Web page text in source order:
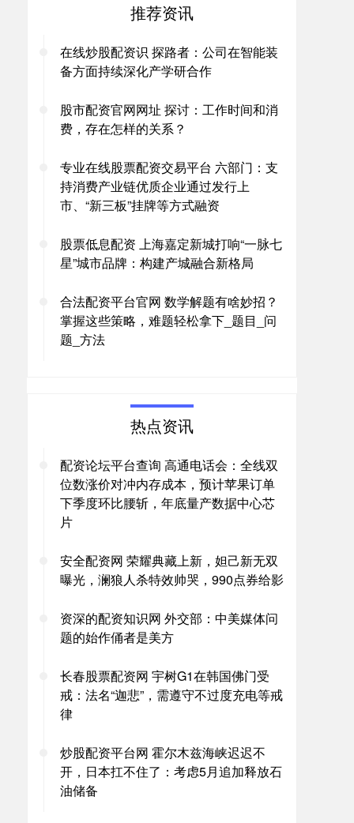
推荐资讯
在线炒股配资识 探路者：公司在智能装
备方面持续深化产学研合作
股市配资官网网址 探讨：工作时间和消
费，存在怎样的关系？
专业在线股票配资交易平台 六部门：支
持消费产业链优质企业通过发行上
市、“新三板”挂牌等方式融资
股票低息配资 上海嘉定新城打响“一脉七
星”城市品牌：构建产城融合新格局
合法配资平台官网 数学解题有啥妙招？
掌握这些策略，难题轻松拿下_题目_问
题_方法
热点资讯
配资论坛平台查询 高通电话会：全线双
位数涨价对冲内存成本，预计苹果订单
下季度环比腰斩，年底量产数据中心芯
片
安全配资网 荣耀典藏上新，妲己新无双
曝光，澜狼人杀特效帅哭，990点券给影
资深的配资知识网 外交部：中美媒体问
题的始作俑者是美方
长春股票配资网 宇树G1在韩国佛门受
戒：法名“迦悲”，需遵守不过度充电等戒
律
炒股配资平台网 霍尔木兹海峡迟迟不
开，日本扛不住了：考虑5月追加释放石
油储备